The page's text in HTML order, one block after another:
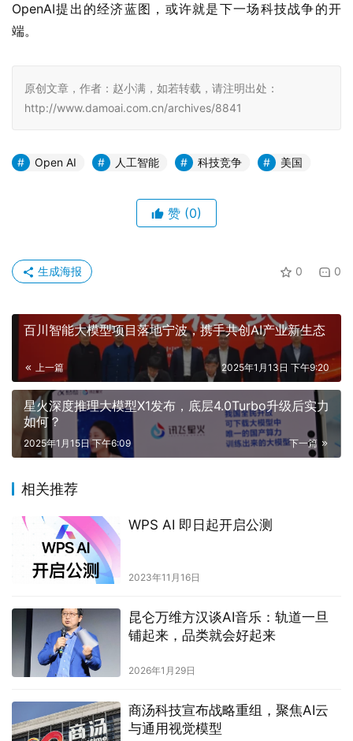
OpenAI提出的经济蓝图，或许就是下一场科技战争的开
端。
原创文章，作者：赵小满，如若转载，请注明出处：
http://www.damoai.com.cn/archives/8841
Open AI 人工智能 科技竞争 美国
赞 (0)
0 0
生成海报
百川智能大模型项目落地宁波，携手共创AI产业新生态
上一篇 2025年1月13日 下午9:20
星火深度推理大模型X1发布，底层4.0Turbo升级后实力
如何？
下一篇
2025年1月15日 下午6:09
相关推荐
WPS AI 即日起开启公测
2023年11月16日
昆仑万维方汉谈AI音乐：轨道一旦
铺起来，品类就会好起来
2026年1月29日
商汤科技宣布战略重组，聚焦AI云
与通用视觉模型